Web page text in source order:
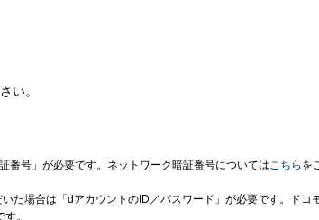
い。
番号」が必要です。ネットワーク暗証番号についてはこちら を
た場合は「dアカウントのID／パスワード」が必要です。ドコ
。